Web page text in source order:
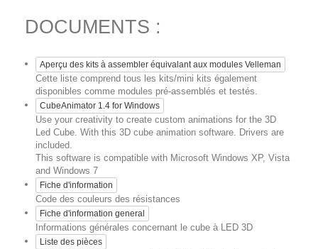
DOCUMENTS :
Aperçu des kits à assembler équivalant aux modules Velleman
Cette liste comprend tous les kits/mini kits également
disponibles comme modules pré-assemblés et testés.
CubeAnimator 1.4 for Windows
Use your creativity to create custom animations for the 3D
Led Cube. With this 3D cube animation software. Drivers are
included.
This software is compatible with Microsoft Windows XP, Vista
and Windows 7
Fiche d'information
Code des couleurs des résistances
Fiche d'information general
Informations générales concernant le cube à LED 3D
Liste des pièces